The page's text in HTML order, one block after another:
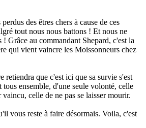
des êtres chers à cause de ces
tout nous nous battons ! Et nous ne
! Grâce au commandant Shepard, c'est la
qui vient vaincre les Moissonneurs chez
retiendra que c'est ici que sa survie s'est
tous ensemble, d'une seule volonté, celle
vaincu, celle de ne pas se laisser mourir.
vous reste à faire désormais. Voila, c'est